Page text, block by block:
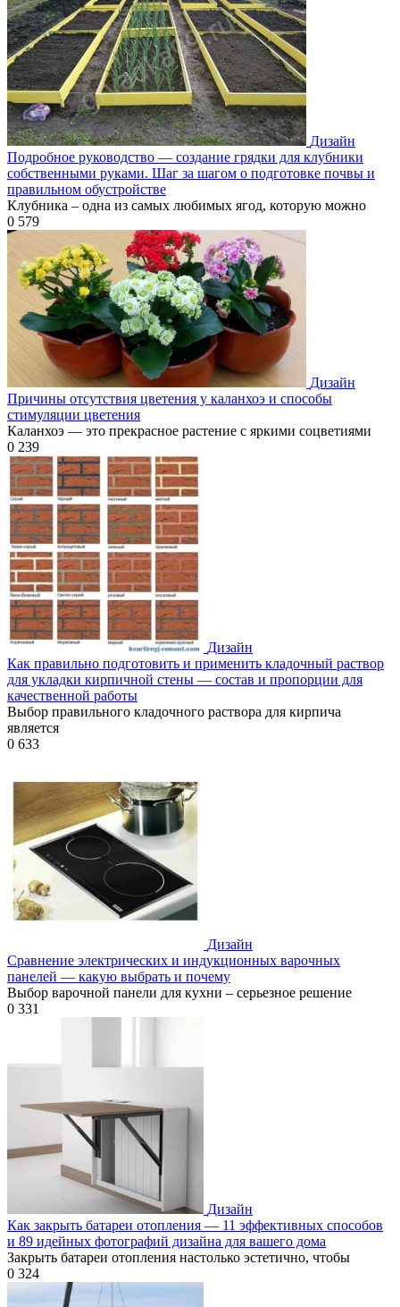
Дизайн
Подробное руководство — создание грядки для клубники
собственными руками. Шаг за шагом о подготовке почвы и
правильном обустройстве
Клубника – одна из самых любимых ягод, которую можно
0 579
Дизайн
Причины отсутствия цветения у каланхоэ и способы
стимуляции цветения
Каланхоэ — это прекрасное растение с яркими соцветиями
0 239
Дизайн
Как правильно подготовить и применить кладочный раствор
для укладки кирпичной стены — состав и пропорции для
качественной работы
Выбор правильного кладочного раствора для кирпича
является
0 633
Дизайн
Сравнение электрических и индукционных варочных
панелей — какую выбрать и почему
Выбор варочной панели для кухни – серьезное решение
0 331
Дизайн
Как закрыть батареи отопления — 11 эффективных способов
и 89 идейных фотографий дизайна для вашего дома
Закрыть батареи отопления настолько эстетично, чтобы
0 324